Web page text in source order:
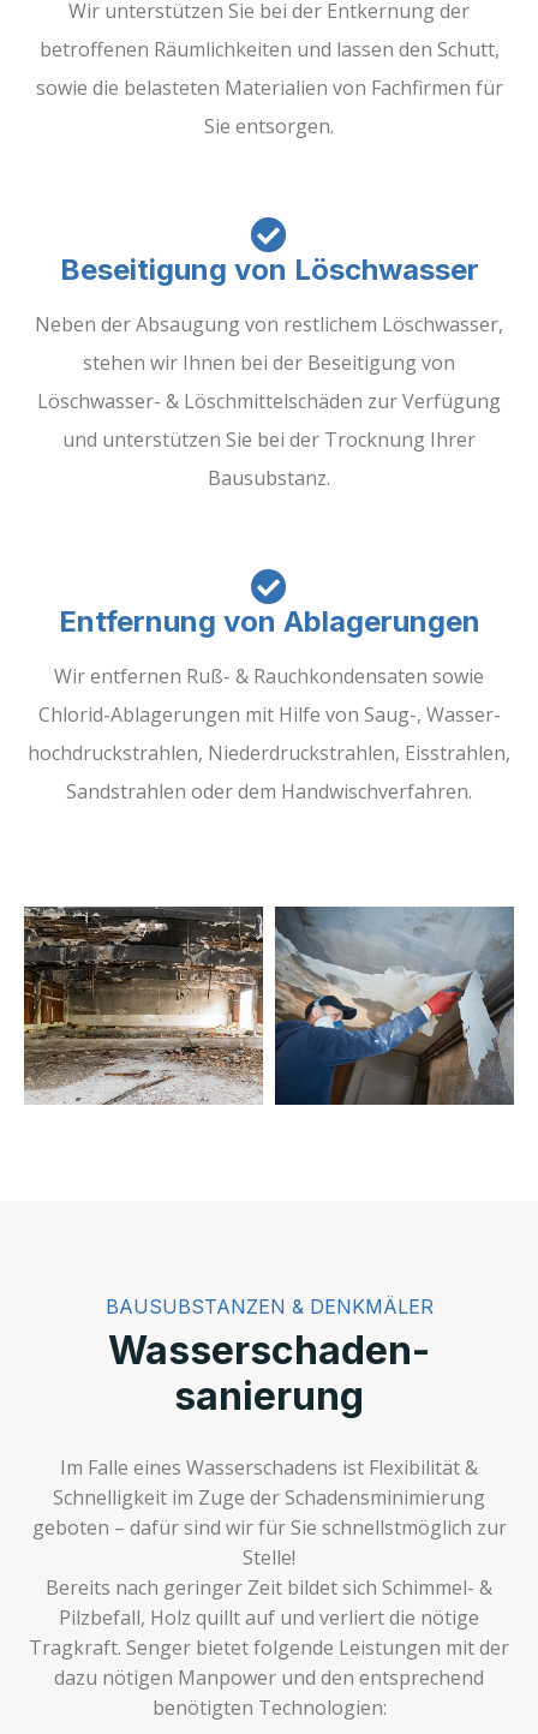
Wir unterstützen Sie bei der Entkernung der
betroffenen Räumlichkeiten und lassen den Schutt,
sowie die belasteten Materialien von Fachfirmen für
Sie entsorgen.
Beseitigung von Löschwasser
Neben der Absaugung von restlichem Löschwasser,
stehen wir Ihnen bei der Beseitigung von
Löschwasser- & Löschmittelschäden zur Verfügung
und unterstützen Sie bei der Trocknung Ihrer
Bausubstanz.
Entfernung von Ablagerungen
Wir entfernen Ruß- & Rauchkondensaten sowie
Chlorid-Ablagerungen mit Hilfe von Saug-, Wasser-
hochdruckstrahlen, Niederdruckstrahlen, Eisstrahlen,
Sandstrahlen oder dem Handwischverfahren.
BAUSUBSTANZEN & DENKMÄLER
Wasserschaden­
sanierung
Im Falle eines Wasserschadens ist Flexibilität &
Schnelligkeit im Zuge der Schadensminimierung
geboten – dafür sind wir für Sie schnellstmöglich zur
Stelle!
Bereits nach geringer Zeit bildet sich Schimmel- &
Pilzbefall, Holz quillt auf und verliert die nötige
Tragkraft. Senger bietet folgende Leistungen mit der
dazu nötigen Manpower und den entsprechend
benötigten Technologien: